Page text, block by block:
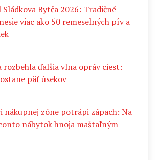
Bytča 2026: Tradičné
viac ako 50 remeselných pív a
rozbehla ďalšia vlna opráv ciest:
päť úsekov
nákupnej zóne potrápi zápach: Na
nábytok hnoja maštaľným